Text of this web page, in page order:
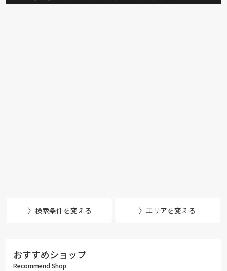
〉検索条件を変える 〉エリアを変える
おすすめショップ
Recommend Shop